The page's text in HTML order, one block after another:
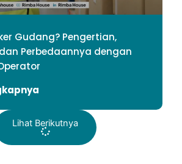
Gudang? Pengertian,
Perbedaannya dengan
Lihat Berikutnya